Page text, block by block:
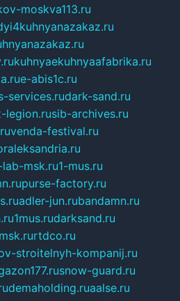
moskva113.ru
kuhnyaekuhnyaafabrika.ru
e-abis1c.ru
services.rudark-sand.ru
legion.rusib-archives.ru
venda-festival.ru
lab-msk.ru1-mus.ru
purse-factory.ru
adler-jun.rubandamn.ru
1mus.rudarksand.ru
rtdco.ru
stroitelnyh-kompanij.ru
snow-guard.ru
demaholding.ruaalse.ru